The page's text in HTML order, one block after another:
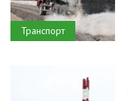
Транспорт